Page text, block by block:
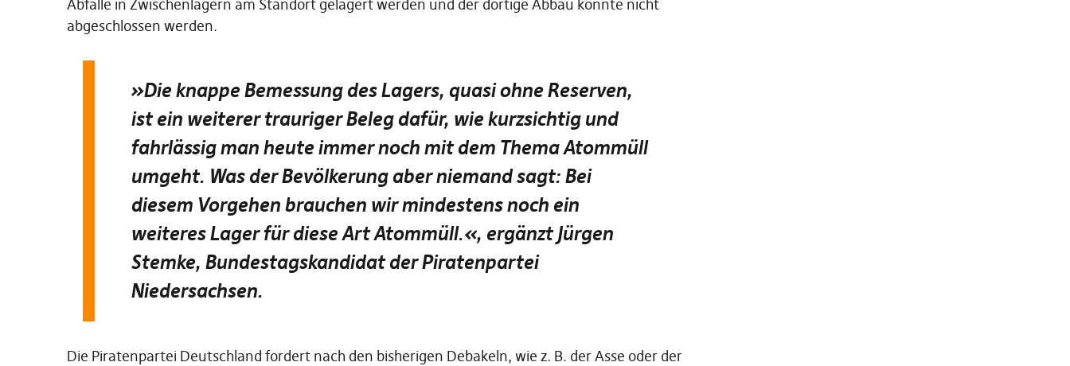
Abfälle in Zwischenlagern am Standort gelagert werden und der dortige Abbau könnte nicht
abgeschlossen werden.
»Die knappe Bemessung des Lagers, quasi ohne Reserven,
ist ein weiterer trauriger Beleg dafür, wie kurzsichtig und
fahrlässig man heute immer noch mit dem Thema Atommüll
umgeht. Was der Bevölkerung aber niemand sagt: Bei
diesem Vorgehen brauchen wir mindestens noch ein
weiteres Lager für diese Art Atommüll.«, ergänzt Jürgen
Stemke, Bundestagskandidat der Piratenpartei
Niedersachsen.
Die Piratenpartei Deutschland fordert nach den bisherigen Debakeln, wie z. B. der Asse oder der